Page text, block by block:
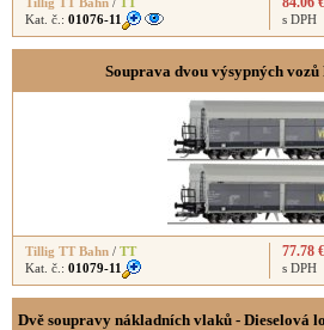
Kat. č.: 01076-11 s DPH
Souprava dvou výsypných
Tillig TT Bahn / TT
Kat. č.: 01079-11
77.78 €
s DPH